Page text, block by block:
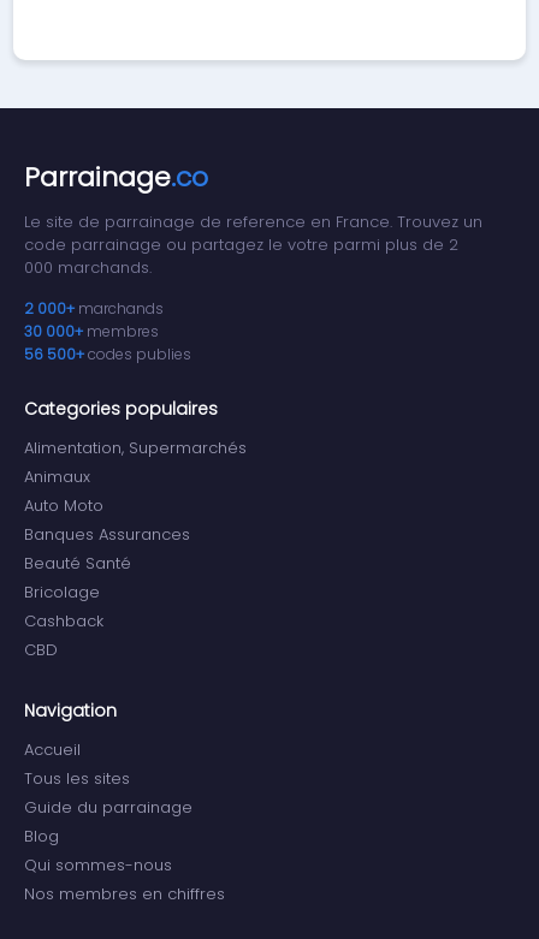
Parrainage.co
Le site de parrainage de reference en France. Trouvez un
code parrainage ou partagez le votre parmi plus de 2
000 marchands.
2 000+ marchands
30 000+ membres
56 500+codes publies
Categories populaires
Alimentation, Supermarchés
Animaux
Auto Moto
Banques Assurances
Beauté Santé
Bricolage
Cashback
CBD
Navigation
Accueil
Tous les sites
Guide du parrainage
Blog
Qui sommes-nous
Nos membres en chiffres